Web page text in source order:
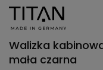
Walizka
mała czarna